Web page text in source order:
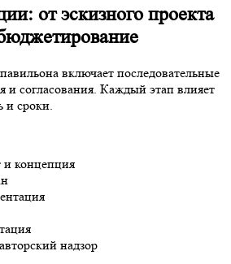
от эскизного проекта
включает последовательные
и согласования. Каждый этап влияет
и сроки.
и концепция
надзор